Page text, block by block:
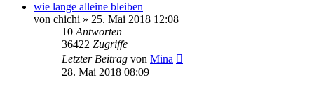
wie lange alleine bleiben
von chichi » 25. Mai 2018 12:08
10 Antworten
36422 Zugriffe
Letzter Beitrag von Mina
28. Mai 2018 08:09